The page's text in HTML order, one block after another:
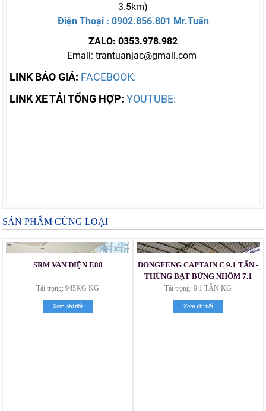
3.5km)
Điện Thoại : 0902.856.801 Mr.Tuấn
ZALO: 0353.978.982
Email: trantuanjac@gmail.com
LINK BÁO GIÁ: FACEBOOK:
LINK XE TẢI TỔNG HỢP: YOUTUBE:
SẢN PHẨM CÙNG LOẠI
SRM VAN ĐIỆN E80
Tải trọng: 945KG KG
Xem chi tiết
DONGFENG CAPTAIN C 9.1 TẤN -
THÙNG BẠT BỬNG NHÔM 7.1
MÉT
Tải trọng: 9.1 TẤN KG
Xem chi tiết